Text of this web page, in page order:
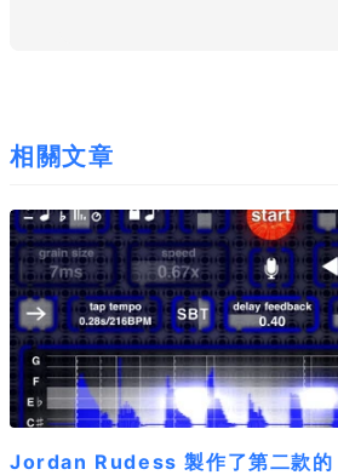
相關文章
Jordan Rudess 製作了第二款